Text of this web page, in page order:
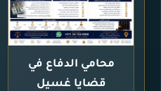
محامي الدفاع في
قضايا غسيل